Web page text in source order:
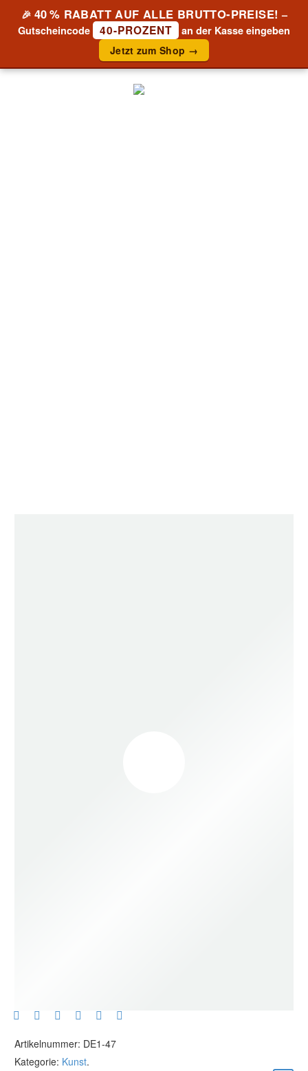
Artikelnummer: DE1-47
Kategorie: Kunst.
🎉 40 % RABATT AUF ALLE BRUTTO-PREISE! –
Gutscheincode
40-PROZENT
an der Kasse eingeben
Jetzt zum Shop →